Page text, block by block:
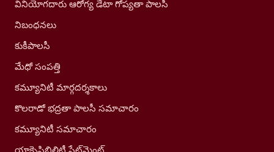
వినియోగదారు ఆరోగ్య డేటా గోప్యతా పాలసీ
నిబంధనలు
కుకీపాలసీ
మేధో సంపత్తి
కమ్యూనిటీ మార్గదర్శకాలు
కొలరాడో భద్రతా పాలసీ సమాచారం
కమ్యూనిటీ సమాచారం